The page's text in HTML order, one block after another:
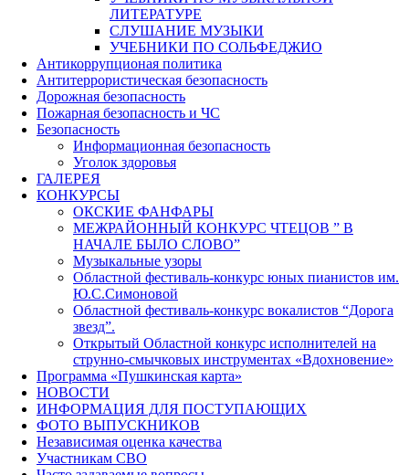
ЛИТЕРАТУРЕ
СЛУШАНИЕ МУЗЫКИ
УЧЕБНИКИ ПО СОЛЬФЕДЖИО
Антикоррупционая политика
Антитеррористическая безопасность
Дорожная безопасность
Пожарная безопасность и ЧС
Безопасность
Информационная безопасность
Уголок здоровья
ГАЛЕРЕЯ
КОНКУРСЫ
ОКСКИЕ ФАНФАРЫ
МЕЖРАЙОННЫЙ КОНКУРС ЧТЕЦОВ ” В
НАЧАЛЕ БЫЛО СЛОВО”
Музыкальные узоры
Областной фестиваль-конкурс юных пианистов им.
Ю.С.Симоновой
Областной фестиваль-конкурс вокалистов “Дорога
звезд”.
Открытый Областной конкурс исполнителей на
струнно-смычковых инструментах «Вдохновение»
Программа «Пушкинская карта»
НОВОСТИ
ИНФОРМАЦИЯ ДЛЯ ПОСТУПАЮЩИХ
ФОТО ВЫПУСКНИКОВ
Независимая оценка качества
Участникам СВО